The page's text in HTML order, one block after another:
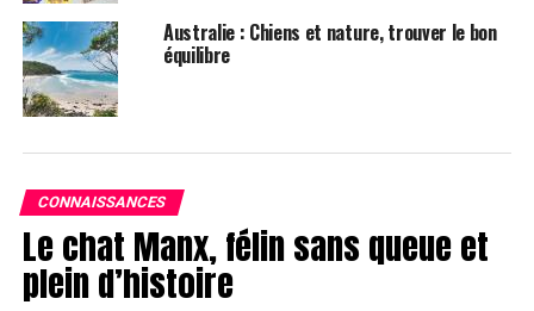
Conseils pratiques
Pour aider votre chien à s’adapter aux divers stimuli
extérieurs, Goodman conseille de pratiquer
Un engagement envers le bien-être de votre chien
En investissant du temps et de l’effort pour enseigner à
Australie : Chiens et nature, trouver le bon
équilibre
CONNAISSANCES
Le chat Manx, félin sans queue et
plein d’histoire